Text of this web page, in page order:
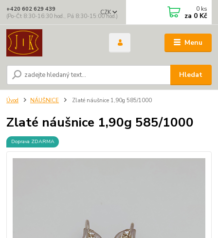
Menu
CZK
Hledat
+420 602 629 439
(Po-Čt 8:30-16:30 hod., Pá 8:30-15:00 hod.)
0 ks
za 0 Kč
Úvod NÁUŠNICE Zlaté náušnice 1,90g 585/1000
Zlaté náušnice 1,90g 585/1000
Doprava ZDARMA